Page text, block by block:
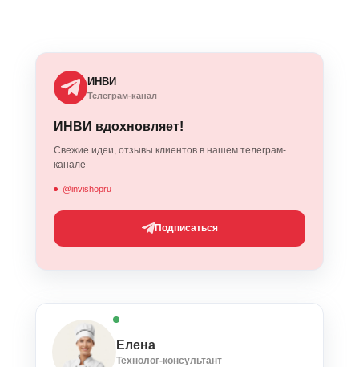
ИНВИ
Телеграм-канал
ИНВИ вдохновляет!
Свежие идеи, отзывы клиентов в нашем телеграм-
канале
@invishopru
Подписаться
Елена
Технолог-консультант